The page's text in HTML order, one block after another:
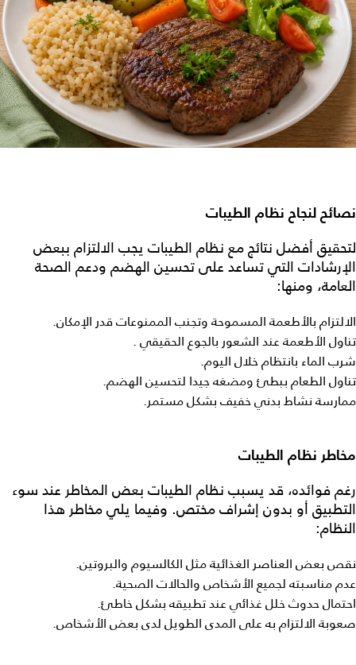
نصائح لنجاح نظام الطيبات
لتحقيق أفضل نتائج مع نظام الطيبات يجب الالتزام ببعض
الإرشادات التي تساعد على تحسين الهضم ودعم الصحة
العامة، ومنها:
الالتزام بالأطعمة المسموحة وتجنب الممنوعات قدر الإمكان.
تناول الأطعمة عند الشعور بالجوع الحقيقي .
شرب الماء بانتظام خلال اليوم.
تناول الطعام ببطئ ومضغه جيدا لتحسين الهضم.
ممارسة نشاط بدني خفيف بشكل مستمر.
مخاطر نظام الطيبات
رغم فوائده، قد يسبب نظام الطيبات بعض المخاطر عند سوء
التطبيق أو بدون إشراف مختص. وفيما يلي مخاطر هذا
النظام:
نقص بعض العناصر الغذائية مثل الكالسيوم والبروتين.
عدم مناسبته لجميع الأشخاص والحالات الصحية.
احتمال حدوث خلل غذائي عند تطبيقه بشكل خاطئ.
صعوبة الالتزام به على المدى الطويل لدى بعض الأشخاص.